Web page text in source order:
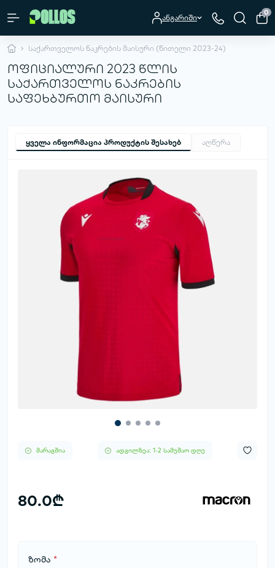
ანგარიში
0
საქართველოს ნაკრების მაისური (წითელი 2023-24)
ოფიციალური 2023 წლის
საქართველოს ნაკრების
საფეხბურთო მაისური
ყველა ინფორმაცია პროდუქტის შესახებ აღწერა
მარაგშია ადგილზეა: 1-2 სამუშაო დღე
80.0₾
ზომა *